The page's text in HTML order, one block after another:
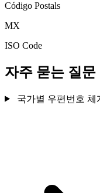
Código Postals
MX
ISO Code
자주 묻는 질문
국가별 우편번호 체